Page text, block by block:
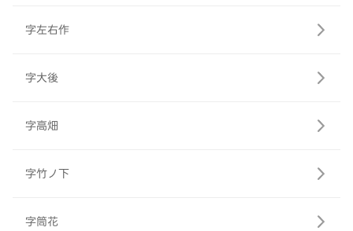
字左右作
字大後
字高畑
字竹ノ下
字筒花